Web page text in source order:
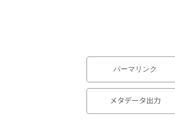
パーマリンク
メタデータ出力